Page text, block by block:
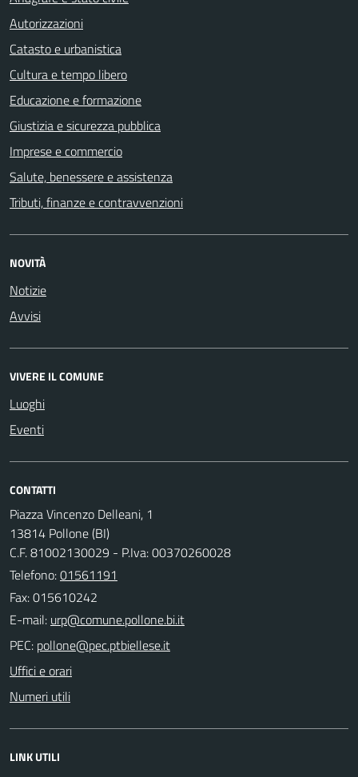
Autorizzazioni
Catasto e urbanistica
Cultura e tempo libero
Educazione e formazione
Giustizia e sicurezza pubblica
Imprese e commercio
Salute, benessere e assistenza
Tributi, finanze e contravvenzioni
NOVITÀ
Notizie
Avvisi
VIVERE IL COMUNE
Luoghi
Eventi
CONTATTI
Piazza Vincenzo Delleani, 1
13814 Pollone (BI)
C.F. 81002130029 - P.Iva: 00370260028
Telefono:01561191
Fax: 015610242
E-mail:
PEC:
Uffici e orari
Numeri utili
LINK UTILI